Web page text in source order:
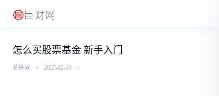
怎么买股票基金 新手入门
花裤衩 ⋅ 2025-02-16 ⋅